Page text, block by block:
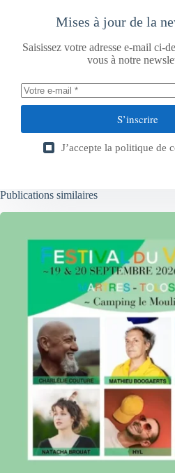
Mises à jour de la
Saisissez votre adresse e-mail ci-
vous à notre
S’inscrire
J’accepte la politique de
Publications similaires